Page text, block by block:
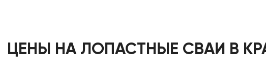
ЦЕНЫ НА ЛОПАСТНЫЕ СВАИ В